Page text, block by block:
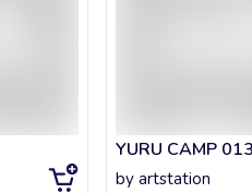
YURU CAMP 013
by artstation